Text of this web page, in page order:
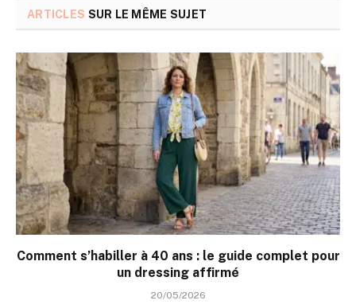
ARTICLES SUR LE MÊME SUJET
Comment s’habiller à 40 ans : le guide complet pour
un dressing affirmé
20/05/2026